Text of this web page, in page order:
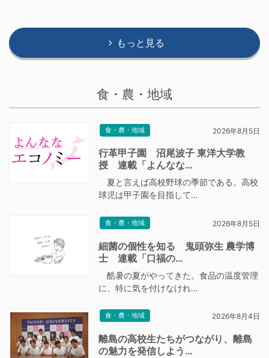
もっと見る
食・農・地域
食・農・地域 2026年8月5日
行革甲子園 沼尾波子 東洋大学教
授 連載「よんなな…
夏と言えば高校野球の季節である。高校
球児は甲子園を目指して…
食・農・地域 2026年8月5日
細菌の個性を知る 鬼頭弥生 農学博
士 連載「口福の…
酷暑の夏がやってきた。食品の温度管理
に、特に気を付けなけれ…
食・農・地域 2026年8月4日
離島の高校生たちがつながり、離島
の魅力を発信しよう…